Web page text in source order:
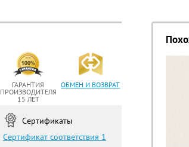
ГАРАНТИЯ
ПРОИЗВОДИТЕЛЯ
15 ЛЕТ
ОБМЕН И ВОЗВРАТ
Сертификаты
Сертификат соответствия 1